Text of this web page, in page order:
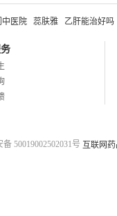
中医院 蕊肤雅 乙肝能治好吗
50019002502031号 互联网